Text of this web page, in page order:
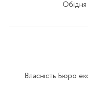
Обідня
Власність Бюро